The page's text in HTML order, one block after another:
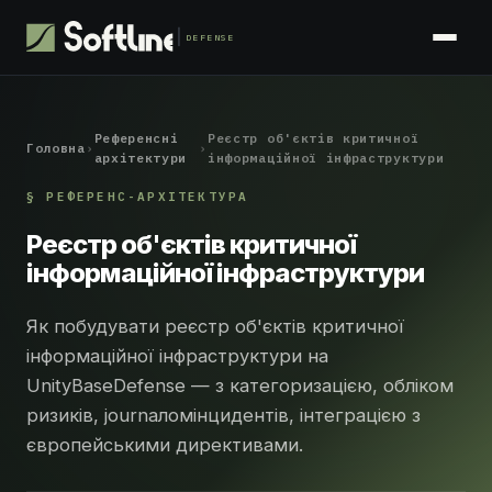
DEFENSE
Головна ›
Референсні
архітектури
›
Реєстр об'єктів критичної
інформаційної інфраструктури
§ РЕФЕРЕНС-АРХІТЕКТУРА
Реєстр об'єктів критичної
інформаційної інфраструктури
Як побудувати реєстр об'єктів критичної
інформаційної інфраструктури на
UnityBaseDefense — з категоризацією, обліком
ризиків, journаломінцидентів, інтеграцією з
європейськими директивами.